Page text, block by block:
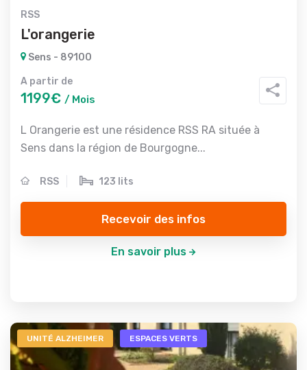
RSS
L'orangerie
Sens - 89100
A partir de
1199€ / Mois
L Orangerie est une résidence RSS RA située à
Sens dans la région de Bourgogne...
RSS 123 lits
Recevoir des infos
En savoir plus
UNITÉ ALZHEIMER ESPACES VERTS